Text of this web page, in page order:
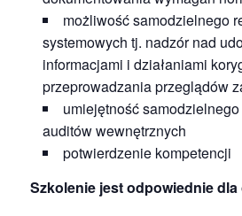
możliwość samodzielnego
systemowych tj. nadzór nad
informacjami i działaniami
przeprowadzania przeglądów
umiejętność
auditów wewnętrznych
potwierdzenie kompetencji
Szkolenie jest odpowiednie